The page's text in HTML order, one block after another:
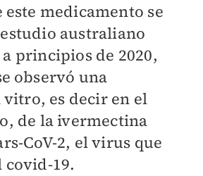
este medicamento se
australiano
principios de 2020,
observó una
es decir en el
de la ivermectina
CoV-2, el virus que
covid-19.